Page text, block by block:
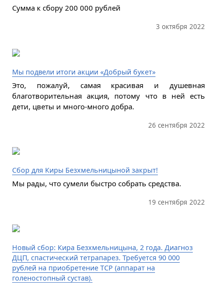
Сумма к сбору 200 000 рублей
3 октября 2022
Мы подвели итоги акции «Добрый букет»
Это, пожалуй, самая красивая и душевная
благотворительная акция, потому что в ней есть
дети, цветы и много-много добра.
26 сентября 2022
Сбор для Киры Безхмельницыной закрыт!
Мы рады, что сумели быстро собрать средства.
19 сентября 2022
Новый сбор: Кира Безхмельницына, 2 года. Диагноз
ДЦП, спастический тетрапарез. Требуется 90 000
рублей на приобретение ТСР (аппарат на
голеностопный сустав).